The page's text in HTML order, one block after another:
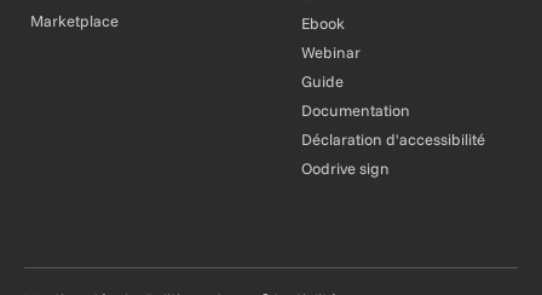
Marketplace
Ebook
Webinar
Guide
Documentation
Déclaration d'accessibilité
Oodrive sign